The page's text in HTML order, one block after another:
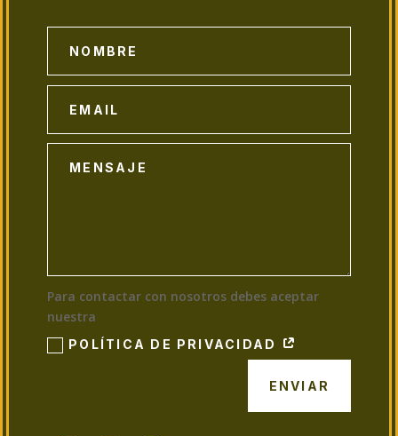
Para contactar con nosotros debes aceptar
nuestra
POLÍTICA DE PRIVACIDAD
ENVIAR